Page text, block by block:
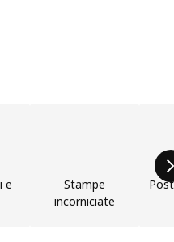
e
Stampe
incorniciate